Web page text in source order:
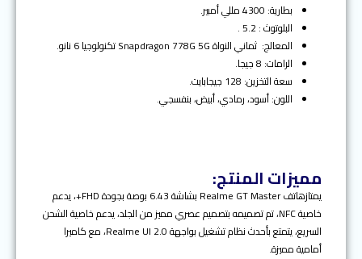
بطارية: 4300 مللي أمبير.
البلوتوث : 5.2 .
المعالج: ثماني النواة Snapdragon 778G 5G تكنولوجيا 6 نانو.
الرامات: 8 جيجا.
سعة التخزين: 128 جيجابايت.
اللون: أسود، رمادي، أبيض، بنفسجي.
مميزات المنتج:
يمتازهاتف Realme GT Master بشاشة 6.43 بوصة بجودة FHD+، يدعم
خاصية NFC، تم تصميمه بتصميم عصري مميز من الجلد، يدعم خاصية الشحن
السريع، يتمتع بأحدث نظام تشغيل بواجهة Realme UI 2.0، مع كاميرا
أمامية مميزة.